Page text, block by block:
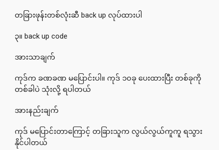
တခြားဖုန်းတစ်လုံးဆီ back up လုပ်ထားပါ
၃။ back up code
အားသာချက်
ကုဒ်က ခဏခဏ မပြောင်းပါ။ ကုဒ် ၁၀ခု ပေးထားပြီး တစ်ခုကို
တစ်ခါပဲ သုံးလို့ ရပါတယ်
အားနည်းချက်
ကုဒ် မပြောင်းတာကြောင့် တခြားသူက လွယ်လွယ်ကူကူ ရသွား
နိုင်ပါတယ်